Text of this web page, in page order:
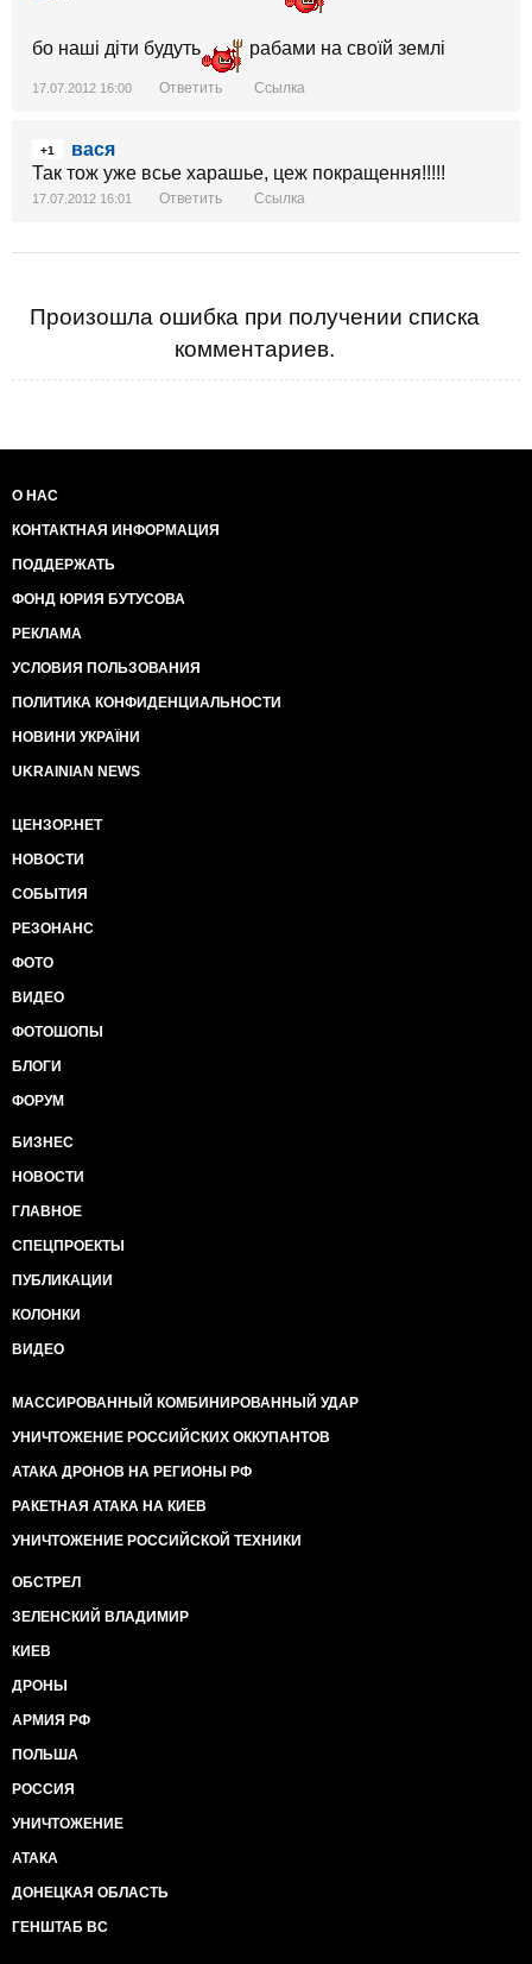
бо наші діти будуть рабами на своїй землі
17.07.2012 16:00 Ответить Ссылка
+1
вася
Так тож уже всье харашье, цеж покращення!!!!!
17.07.2012 16:01 Ответить Ссылка
Произошла ошибка при получении списка
комментариев.
О НАС
КОНТАКТНАЯ ИНФОРМАЦИЯ
ПОДДЕРЖАТЬ
ФОНД ЮРИЯ БУТУСОВА
РЕКЛАМА
УСЛОВИЯ ПОЛЬЗОВАНИЯ
ПОЛИТИКА КОНФИДЕНЦИАЛЬНОСТИ
НОВИНИ УКРАЇНИ
UKRAINIAN NEWS
ЦЕНЗОР.НЕТ
НОВОСТИ
СОБЫТИЯ
РЕЗОНАНС
ФОТО
ВИДЕО
ФОТОШОПЫ
БЛОГИ
ФОРУМ
БИЗНЕС
НОВОСТИ
ГЛАВНОЕ
СПЕЦПРОЕКТЫ
ПУБЛИКАЦИИ
КОЛОНКИ
ВИДЕО
МАССИРОВАННЫЙ КОМБИНИРОВАННЫЙ УДАР
УНИЧТОЖЕНИЕ РОССИЙСКИХ ОККУПАНТОВ
АТАКА ДРОНОВ НА РЕГИОНЫ РФ
РАКЕТНАЯ АТАКА НА КИЕВ
УНИЧТОЖЕНИЕ РОССИЙСКОЙ ТЕХНИКИ
ОБСТРЕЛ
ЗЕЛЕНСКИЙ ВЛАДИМИР
КИЕВ
ДРОНЫ
АРМИЯ РФ
ПОЛЬША
РОССИЯ
УНИЧТОЖЕНИЕ
АТАКА
ДОНЕЦКАЯ ОБЛАСТЬ
ГЕНШТАБ ВС